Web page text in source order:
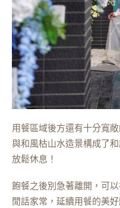
用餐區域後方還有十分寬
與和風枯山水造景構成了
放鬆休息！
飽餐之後別急著離開，可
閒話家常，延續用餐的美